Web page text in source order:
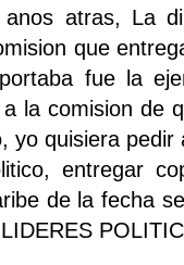
atras, La
que
fue la
la comision de
yo quisiera
entregar
de la fecha